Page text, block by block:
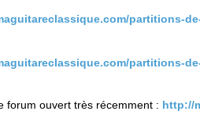
partitions-
partitions-
forum ouvert très récemment : http://